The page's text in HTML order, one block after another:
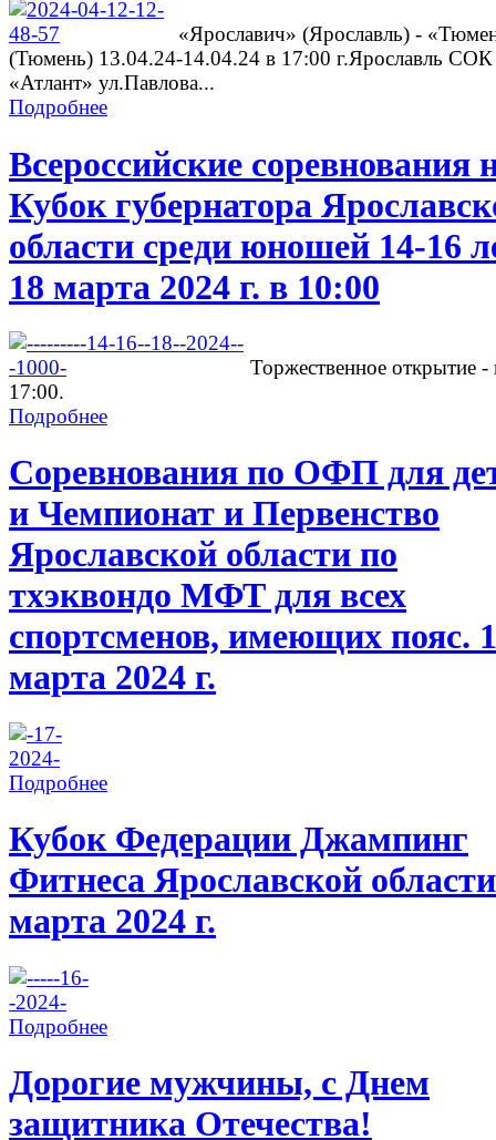
«Ярославич» (Ярославль) -
(Тюмень) 13.04.24-14.04.24 в 17:00 г.Ярославль СОК
«Атлант» ул.Павлова...
Подробнее
Всероссийские соревнования
Кубок губернатора
области среди юношей 14-16
18 марта 2024 г. в 10:00
Торжественное открытие -
17:00.
Подробнее
Соревнования по ОФП для
и Чемпионат и Первенство
Ярославской области по
тхэквондо МФТ для всех
спортсменов, имеющих пояс.
марта 2024 г.
Подробнее
Кубок Федерации Джампинг
Фитнеса Ярославской
марта 2024 г.
Подробнее
Дорогие мужчины, с Днем
защитника Отечества!